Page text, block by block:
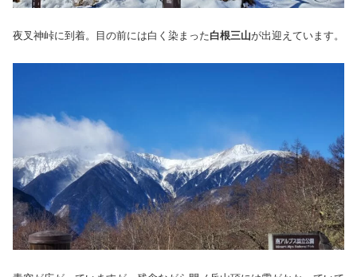
夜叉神峠に到着。目の前には白く染まった白根三山が出迎えています。